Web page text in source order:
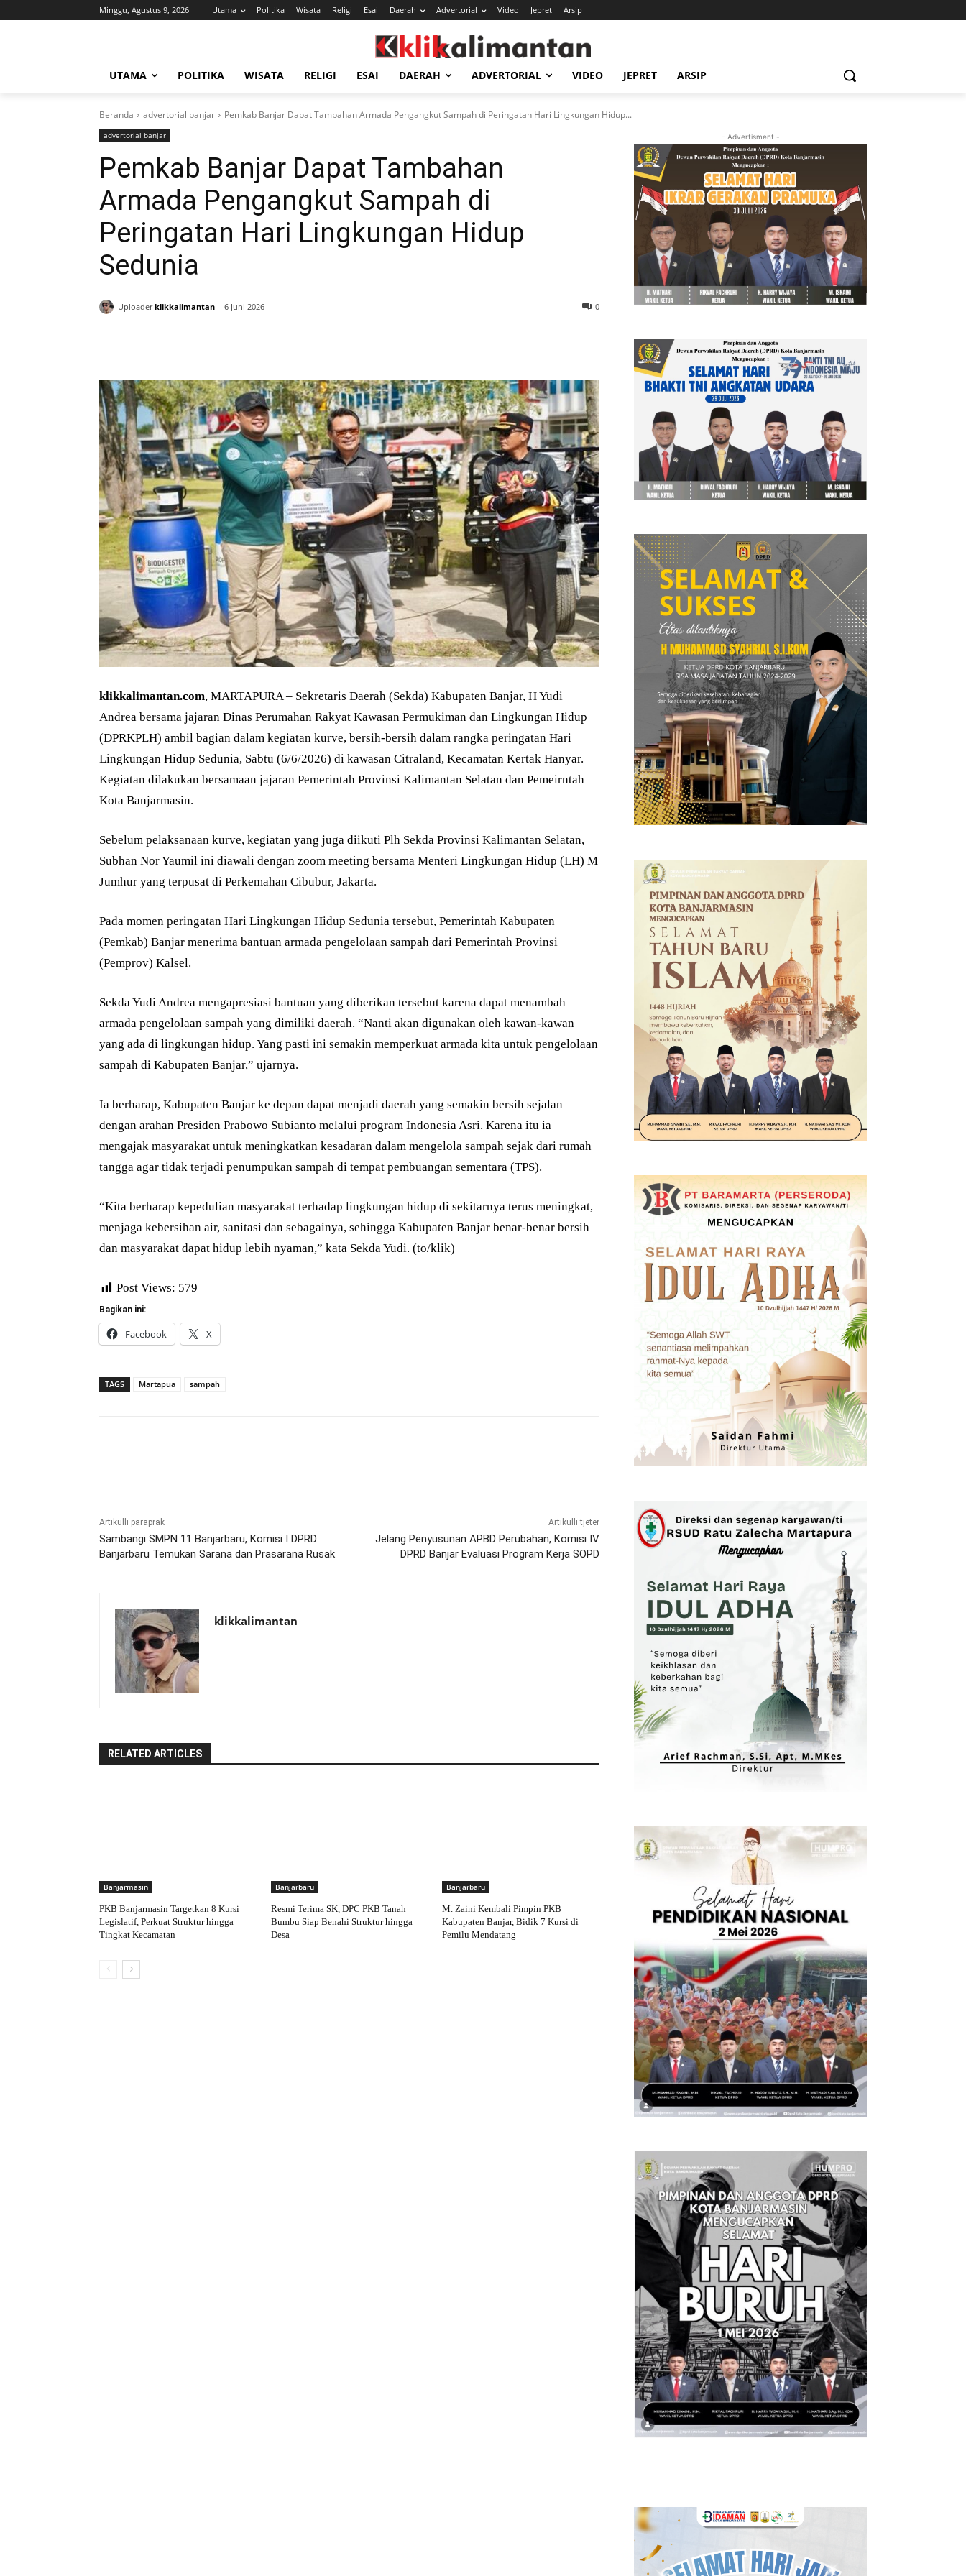
Minggu, Agustus 9, 2026 Utama Politika Wisata Religi Esai Daerah Advertorial Video Jepret Arsip
UTAMA POLITIKA WISATA RELIGI ESAI DAERAH ADVERTORIAL VIDEO JEPRET ARSIP
Beranda advertorial banjar Pemkab Banjar Dapat Tambahan Armada Pengangkut Sampah di Peringatan Hari Lingkungan Hidup...
advertorial banjar
Pemkab Banjar Dapat Tambahan
Armada Pengangkut Sampah di
Peringatan Hari Lingkungan Hidup
Sedunia
Uploader klikkalimantan 6 Juni 2026 0
klikkalimantan.com, MARTAPURA – Sekretaris Daerah (Sekda) Kabupaten Banjar, H Yudi
Andrea bersama jajaran Dinas Perumahan Rakyat Kawasan Permukiman dan Lingkungan Hidup
(DPRKPLH) ambil bagian dalam kegiatan kurve, bersih-bersih dalam rangka peringatan Hari
Lingkungan Hidup Sedunia, Sabtu (6/6/2026) di kawasan Citraland, Kecamatan Kertak Hanyar.
Kegiatan dilakukan bersamaan jajaran Pemerintah Provinsi Kalimantan Selatan dan Pemeirntah
Kota Banjarmasin.
Sebelum pelaksanaan kurve, kegiatan yang juga diikuti Plh Sekda Provinsi Kalimantan Selatan,
Subhan Nor Yaumil ini diawali dengan zoom meeting bersama Menteri Lingkungan Hidup (LH) M
Jumhur yang terpusat di Perkemahan Cibubur, Jakarta.
Pada momen peringatan Hari Lingkungan Hidup Sedunia tersebut, Pemerintah Kabupaten
(Pemkab) Banjar menerima bantuan armada pengelolaan sampah dari Pemerintah Provinsi
(Pemprov) Kalsel.
Sekda Yudi Andrea mengapresiasi bantuan yang diberikan tersebut karena dapat menambah
armada pengelolaan sampah yang dimiliki daerah. “Nanti akan digunakan oleh kawan-kawan
yang ada di lingkungan hidup. Yang pasti ini semakin memperkuat armada kita untuk pengelolaan
sampah di Kabupaten Banjar,” ujarnya.
Ia berharap, Kabupaten Banjar ke depan dapat menjadi daerah yang semakin bersih sejalan
dengan arahan Presiden Prabowo Subianto melalui program Indonesia Asri. Karena itu ia
mengajak masyarakat untuk meningkatkan kesadaran dalam mengelola sampah sejak dari rumah
tangga agar tidak terjadi penumpukan sampah di tempat pembuangan sementara (TPS).
“Kita berharap kepedulian masyarakat terhadap lingkungan hidup di sekitarnya terus meningkat,
menjaga kebersihan air, sanitasi dan sebagainya, sehingga Kabupaten Banjar benar-benar bersih
dan masyarakat dapat hidup lebih nyaman,” kata Sekda Yudi. (to/klik)
Post Views: 579
Bagikan ini:
Facebook X
TAGS Martapua sampah
Artikulli paraprak
Sambangi SMPN 11 Banjarbaru, Komisi I DPRD
Banjarbaru Temukan Sarana dan Prasarana Rusak
Artikulli tjetër
Jelang Penyusunan APBD Perubahan, Komisi IV
DPRD Banjar Evaluasi Program Kerja SOPD
klikkalimantan
RELATED ARTICLES
Banjarmasin
PKB Banjarmasin Targetkan 8 Kursi
Legislatif, Perkuat Struktur hingga
Tingkat Kecamatan
Banjarbaru
Resmi Terima SK, DPC PKB Tanah
Bumbu Siap Benahi Struktur hingga
Desa
Banjarbaru
M. Zaini Kembali Pimpin PKB
Kabupaten Banjar, Bidik 7 Kursi di
Pemilu Mendatang
- Advertisment -